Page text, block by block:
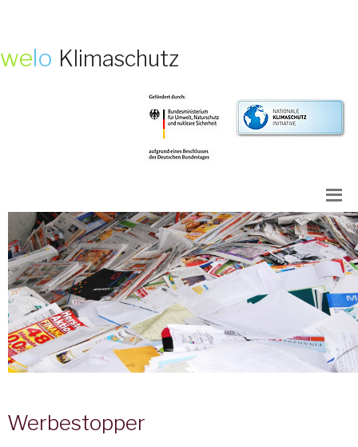
welo Klimaschutz
Werbestopper